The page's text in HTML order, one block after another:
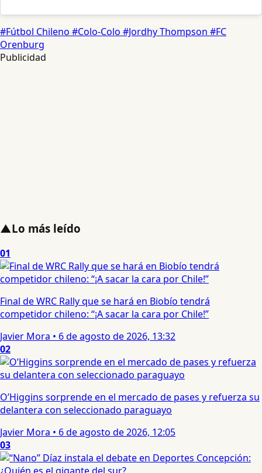
#Fútbol Chileno #Colo-Colo #Jordhy Thompson #FC
Orenburg
Publicidad
▲Lo más leído
01
Final de WRC Rally que se hará en Biobío tendrá
competidor chileno: “¡A sacar la cara por Chile!”
Javier Mora • 6 de agosto de 2026, 13:32
02
O’Higgins sorprende en el mercado de pases y refuerza su
delantera con seleccionado paraguayo
Javier Mora • 6 de agosto de 2026, 12:05
03